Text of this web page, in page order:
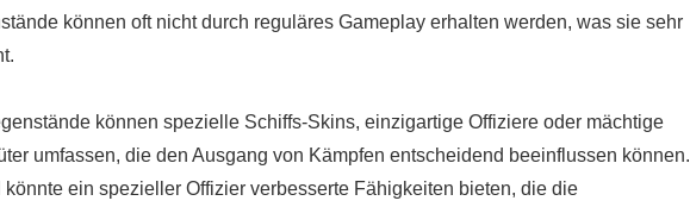
können oft nicht durch reguläres Gameplay erhalten werden, was sie sehr
können spezielle Schiffs-Skins, einzigartige Offiziere oder mächtige
umfassen, die den Ausgang von Kämpfen entscheidend beeinflussen können.
ein spezieller Offizier verbesserte Fähigkeiten bieten, die die